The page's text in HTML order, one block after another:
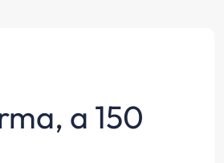
a 150